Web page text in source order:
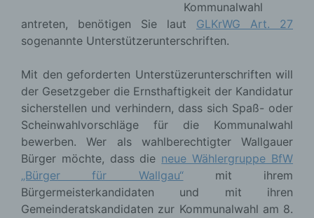
Kommunalwahl
antreten, benötigen Sie laut GLKrWG Art. 27
sogenannte Unterstützerunterschriften.
Mit den geforderten Unterstüzerunterschriften will
der Gesetzgeber die Ernsthaftigkeit der Kandidatur
sicherstellen und verhindern, dass sich Spaß- oder
Scheinwahlvorschläge für die Kommunalwahl
bewerben. Wer als wahlberechtigter Wallgauer
Bürger möchte, dass die neue Wählergruppe BfW
„Bürger für Wallgau“mit ihrem
Bürgermeisterkandidaten und mit ihren
Gemeinderatskandidaten zur Kommunalwahl am 8.